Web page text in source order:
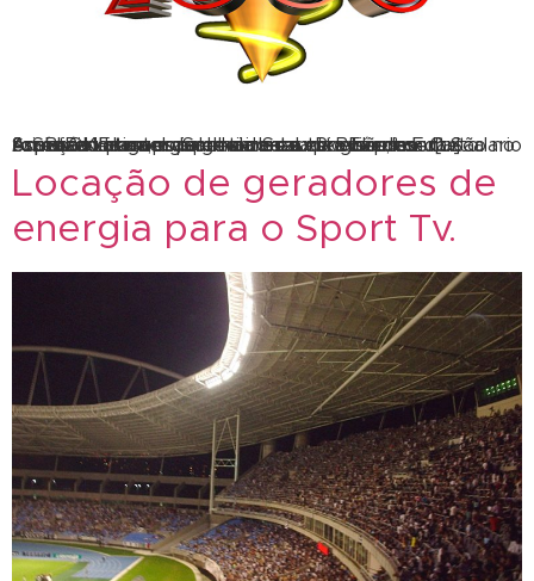
A SBLOK aluguel de geradores esteve presente fornecendo energia eletrizante no Baile da Furacão no Scala Rio Eventos. Sobre a Scala Rio Eventos O Scalario foi criado para os apreciadores de grandes espetáculos com a melhor estrutura técnica da América Latina, o palco da casa recebeu, em curto espaço de tempo, as maiores expressões de […]
Locação de geradores de
energia para o Sport Tv.